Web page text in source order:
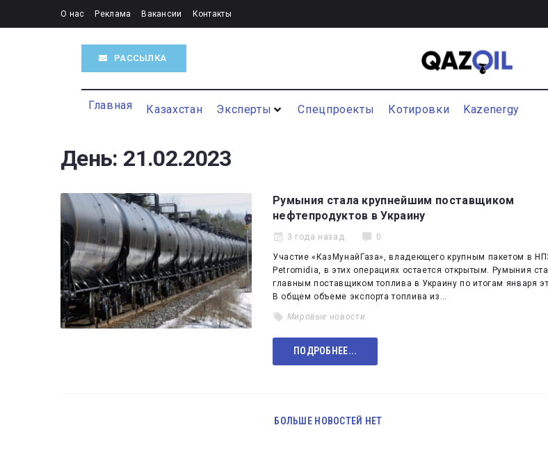
О нас Реклама Вакансии Контакты
РАССЫЛКА
Главная Казахстан Эксперты Спецпроекты Котировки Kazenergy
День: 21.02.2023
Румыния стала крупнейшим поставщиком
нефтепродуктов в Украину
3 года назад 0
Участие «КазМунайГаза», владеющего крупным пакетом в
Petromidia, в этих операциях остается открытым. Румыния
главным поставщиком топлива в Украину по итогам января
В общем объеме экспорта топлива из…
Мировые новости
ПОДРОБНЕЕ...
БОЛЬШЕ НОВОСТЕЙ НЕТ